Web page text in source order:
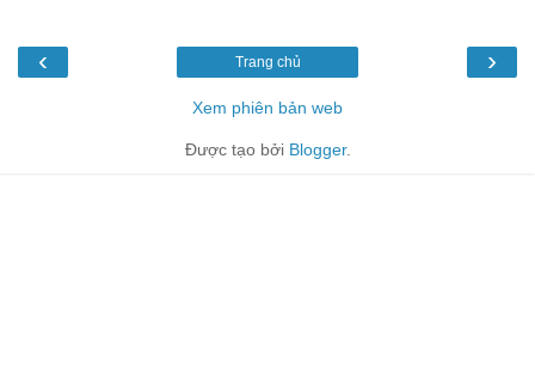
‹ ›
Trang chủ
Xem phiên bản web
Được tạo bởi Blogger.